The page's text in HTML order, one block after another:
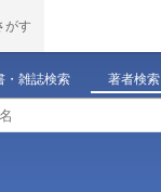
がす
・雑誌検索 著者検索